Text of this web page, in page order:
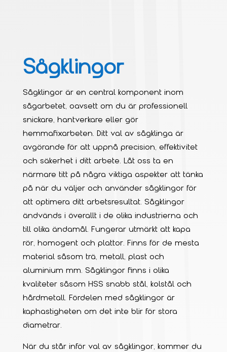
Sågklingor
Sågklingor är en central komponent inom
sågarbetet, oavsett om du är professionell
snickare, hantverkare eller gör
hemmafixarbeten. Ditt val av sågklinga är
avgörande för att uppnå precision, effektivitet
och säkerhet i ditt arbete. Låt oss ta en
närmare titt på några viktiga aspekter att tänka
på när du väljer och använder sågklingor för
att optimera ditt arbetsresultat. Sågklingor
ändvänds i överallt i de olika industrierna och
till olika ändamål. Fungerar utmärkt att kapa
rör, homogent och plattor. Finns för de mesta
material såsom trä, metall, plast och
aluminium mm. Sågklingor finns i olika
kvaliteter såsom HSS snabb stål, kolstål och
hårdmetall. Fördelen med sågklingor är
kaphastigheten om det inte blir för stora
diametrar.
När du står inför val av sågklingor, kommer du